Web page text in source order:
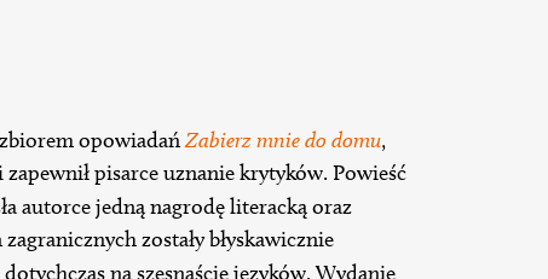
opowiadańZabierz mnie do domu,
pisarce uznanie krytyków. Powieść
autorce jedną nagrodę literacką oraz
zostały błyskawicznie
na szesnaście języków. Wydanie